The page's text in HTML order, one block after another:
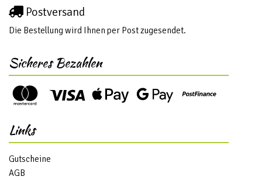
Postversand
Die Bestellung wird Ihnen per Post zugesendet.
Sicheres Bezahlen
Links
Gutscheine
AGB